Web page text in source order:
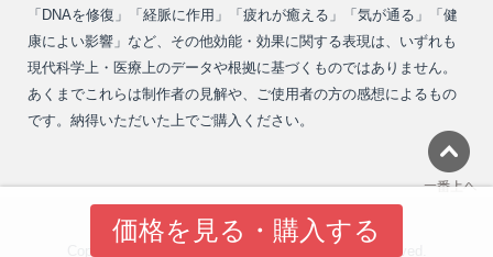
「DNAを修復」「経脈に作用」「疲れが癒える」「気が通る」「健
康によい影響」など、その他効能・効果に関する表現は、いずれも
現代科学上・医療上のデータや根拠に基づくものではありません。
あくまでこれらは制作者の見解や、ご使用者の方の感想によるもの
です。納得いただいた上でご購入ください。
Copyright 2013-2026 © Shanti Phula. All rights reserved.
価格を見る・購入する